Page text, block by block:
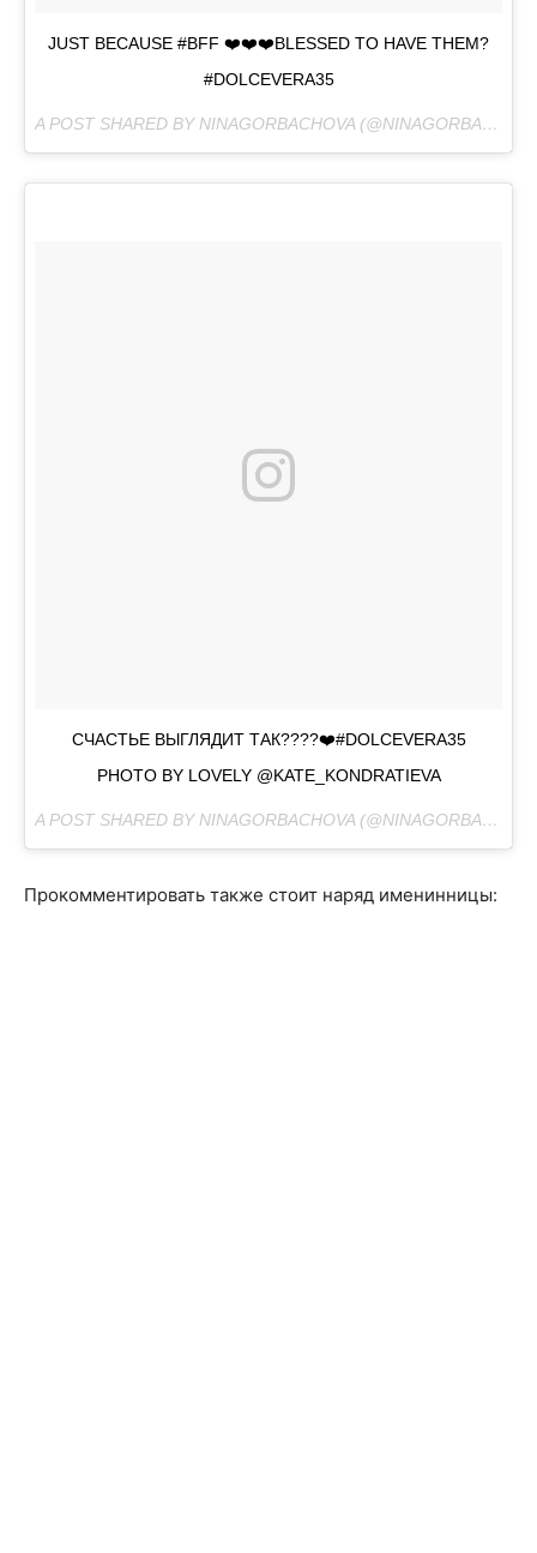
JUST BECAUSE #BFF ❤️❤️❤️BLESSED TO HAVE THEM?
#DOLCEVERA35
A POST SHARED BY NINAGORBACHOVA (@NINAGORBACHOVA) ON
СЧАСТЬЕ ВЫГЛЯДИТ ТАК????❤️#DOLCEVERA35
PHOTO BY LOVELY @KATE_KONDRATIEVA
A POST SHARED BY NINAGORBACHOVA (@NINAGORBACHOVA) ON
Прокомментировать также стоит наряд именинницы: